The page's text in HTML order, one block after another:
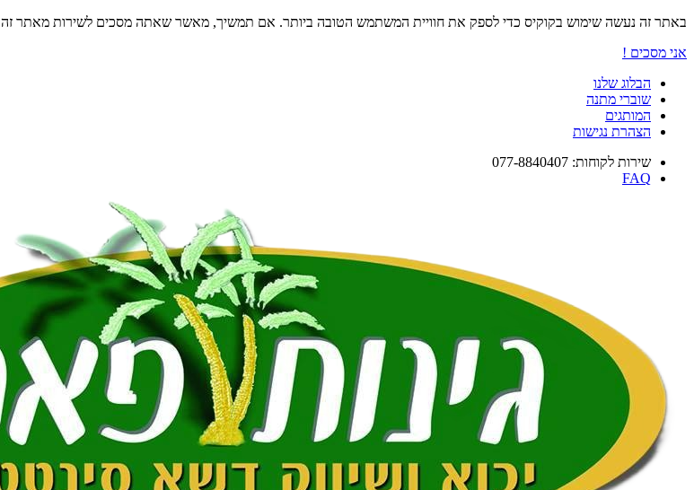
באתר זה נעשה שימוש בקוקיס כדי לספק את חוויית המשתמש הטובה ביותר. אם תמשיך, מאשר שאתה מסכים לשירות מאתר זה
אני מסכים !
הבלוג שלנו
שוברי מתנה
המותגים
הצהרת נגישות
שירות לקוחות: 077-8840407
FAQ